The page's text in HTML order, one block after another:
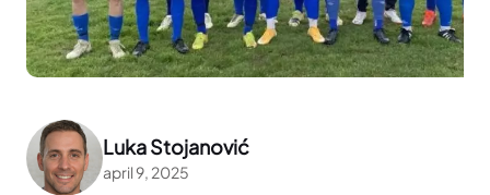
Luka Stojanović
april 9, 2025